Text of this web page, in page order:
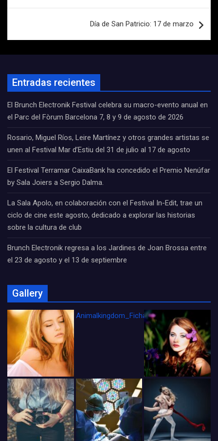
Día de San Patricio: 17 de marzo
Entradas recientes
El Brunch Electronik Festival celebra su macro-evento anual en
el Parc del Fòrum Barcelona 7, 8 y 9 de agosto de 2026
Rosario, Miguel Ríos, Leire Martínez y otros grandes artistas se
unen al Festival Mar d’Estiu del 31 de julio al 17 de agosto
El Festival Terramar CaixaBank ha concedido el Premio Nenúfar
by Sala Joiers a Sergio Dalma.
La Sala Apolo, en colaboración con el Festival In-Edit, trae un
ciclo de cine este agosto, dedicado a explorar las historias
sobre la cultura de club
Brunch Electronik regresa a los Jardines de Joan Brossa entre
el 23 de agosto y el 13 de septiembre
Gallery
Animalkingdom_FichaCine